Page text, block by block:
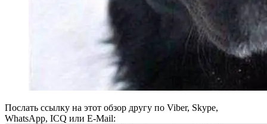
Послать ссылку на этот обзор другу по Viber, Skype,
WhatsApp, ICQ или E-Mail: